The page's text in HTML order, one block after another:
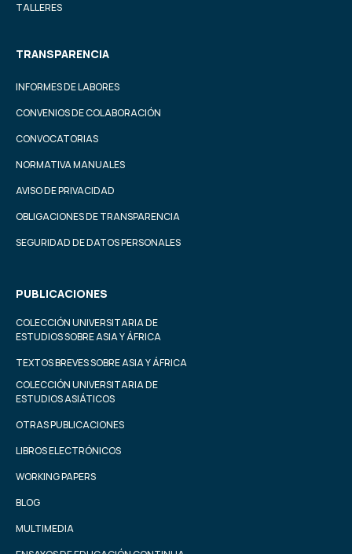
TALLERES
TRANSPARENCIA
INFORMES DE LABORES
CONVENIOS DE COLABORACIÓN
CONVOCATORIAS
NORMATIVA MANUALES
AVISO DE PRIVACIDAD
OBLIGACIONES DE TRANSPARENCIA
SEGURIDAD DE DATOS PERSONALES
PUBLICACIONES
COLECCIÓN UNIVERSITARIA DE
ESTUDIOS SOBRE ASIA Y ÁFRICA
TEXTOS BREVES SOBRE ASIA Y ÁFRICA
COLECCIÓN UNIVERSITARIA DE
ESTUDIOS ASIÁTICOS
OTRAS PUBLICACIONES
LIBROS ELECTRÓNICOS
WORKING PAPERS
BLOG
MULTIMEDIA